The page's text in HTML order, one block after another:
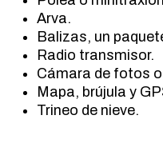
Arva.
Balizas, un
Radio transmisor.
Cámara de fotos o
Mapa, brújula y
Trineo de nieve.